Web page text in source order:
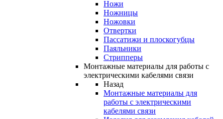
Ножи
Ножницы
Ножовки
Отвертки
Пассатижи и плоскогубцы
Паяльники
Стрипперы
Монтажные материалы для работы с
электрическими кабелями связи
Назад
Монтажные материалы для
работы с электрическими
кабелями связи